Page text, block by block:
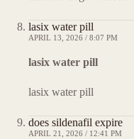
lasix water pill
APRIL 13, 2026 / 8:07 PM
lasix water pill
lasix water pill
does sildenafil expire
APRIL 21, 2026 / 12:41 PM